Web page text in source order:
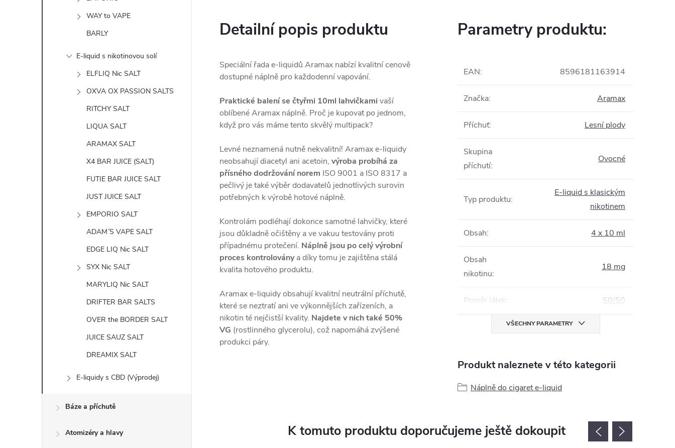
WAY to VAPE
BARLY
E-liquid s nikotinovou solí
ELFLIQ Nic SALT
OXVA OX PASSION SALTS
RITCHY SALT
LIQUA SALT
ARAMAX SALT
X4 BAR JUICE (SALT)
FUTIE BAR JUICE SALT
JUST JUICE SALT
EMPORIO SALT
ADAM´S VAPE SALT
EDGE LIQ Nic SALT
SYX Nic SALT
MARYLIQ Nic SALT
DRIFTER BAR SALTS
OVER the BORDER SALT
JUICE SAUZ SALT
DREAMIX SALT
E-liquidy s CBD (Výprodej)
Báze a příchutě
Atomizéry a hlavy
Detailní popis produktu
Speciální řada e-liquidů Aramax nabízí kvalitní cenově
dostupné náplně pro každodenní vapování.
Praktické balení se čtyřmi 10ml lahvičkami vaší
oblíbené Aramax náplně. Proč je kupovat po jednom,
když pro vás máme tento skvělý multipack?
Levné neznamená nutně nekvalitní! Aramax e-liquidy
neobsahují diacetyl ani acetoin, výroba probíhá za
přísného dodržování norem ISO 9001 a ISO 8317 a
pečlivý je také výběr dodavatelů jednotlivých surovin
potřebných k výrobě hotové náplně.
Kontrolám podléhají dokonce samotné lahvičky, které
jsou důkladně očištěny a ve vakuu testovány proti
případnému protečení. Náplně jsou po celý výrobní
proces kontroloványa díky tomu je zajištěna stálá
kvalita hotového produktu.
Aramax e-liquidy obsahují kvalitní neutrální příchutě,
které se neztratí ani ve výkonnějších zařízeních, a
nikotin té nejčistší kvality. Najdete v nich také 50%
VG (rostlinného glycerolu), což napomáhá zvýšené
produkci páry.
Parametry produktu:
EAN: 8596181163914
Značka: Aramax
Příchuť: Lesní plody
Skupina
příchutí:
Ovocné
Typ produktu:
E-liquid s klasickým
nikotinem
Obsah: 4 x 10 ml
Obsah
nikotinu:
18 mg
Poměr látek: 50/50
VŠECHNY PARAMETRY
Produkt naleznete v této kategorii
Náplně do cigaret e-liquid
K tomuto produktu doporučujeme ještě dokoupit